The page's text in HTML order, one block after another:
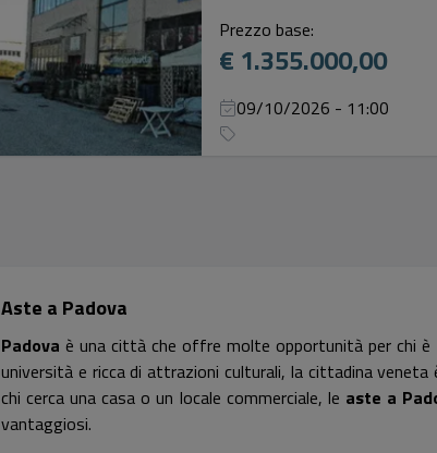
Prezzo base:
€ 1.355.000,00
09/10/2026 - 11:00
Aste a Padova
Padova è una città che offre molte opportunità per chi è
università e ricca di attrazioni culturali, la cittadina
chi cerca una casa o un locale commerciale, le aste a
vantaggiosi.